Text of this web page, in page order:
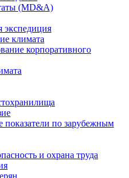
(MD&A)
экспедиция
климата
корпоративного
показатели по зарубежным
и охрана труда